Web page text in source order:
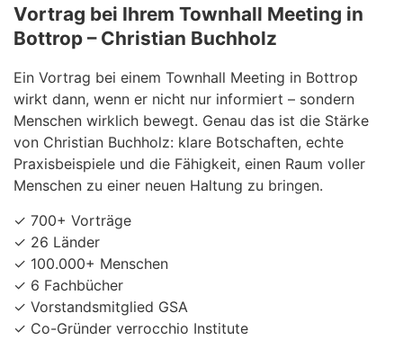
Vortrag bei Ihrem Townhall Meeting in
Bottrop – Christian Buchholz
Ein Vortrag bei einem Townhall Meeting in Bottrop
wirkt dann, wenn er nicht nur informiert – sondern
Menschen wirklich bewegt. Genau das ist die Stärke
von Christian Buchholz: klare Botschaften, echte
Praxisbeispiele und die Fähigkeit, einen Raum voller
Menschen zu einer neuen Haltung zu bringen.
✓ 700+ Vorträge
✓ 26 Länder
✓ 100.000+ Menschen
✓ 6 Fachbücher
✓ Vorstandsmitglied GSA
✓ Co-Gründer verrocchio Institute